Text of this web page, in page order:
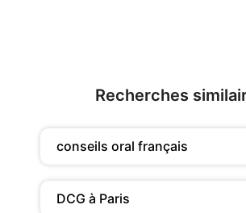
Recherches
conseils oral français
DCG à Paris